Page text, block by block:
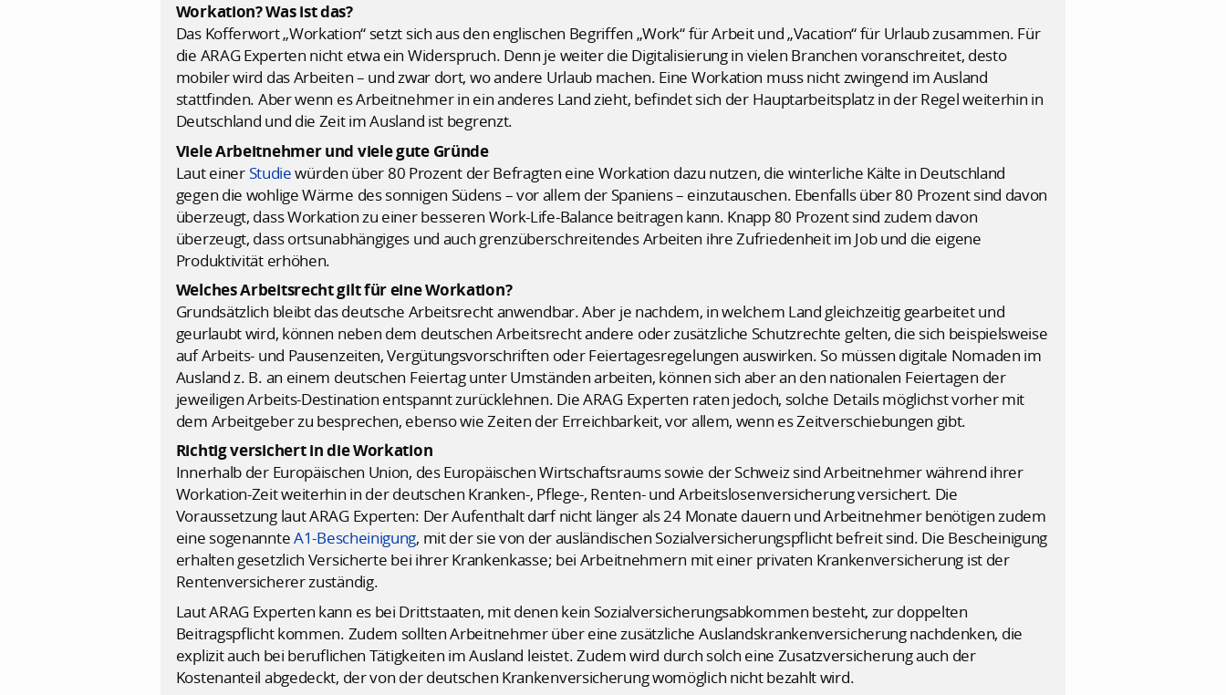
Workation? Was ist das?
Das Kofferwort „Workation“ setzt sich aus den englischen Begriffen „Work“ für Arbeit und „Vacation“ für Urlaub zusammen. Für
die ARAG Experten nicht etwa ein Widerspruch. Denn je weiter die Digitalisierung in vielen Branchen voranschreitet, desto
mobiler wird das Arbeiten – und zwar dort, wo andere Urlaub machen. Eine Workation muss nicht zwingend im Ausland
stattfinden. Aber wenn es Arbeitnehmer in ein anderes Land zieht, befindet sich der Hauptarbeitsplatz in der Regel weiterhin in
Deutschland und die Zeit im Ausland ist begrenzt.
Viele Arbeitnehmer und viele gute Gründe
Laut einer Studiewürden über 80 Prozent der Befragten eine Workation dazu nutzen, die winterliche Kälte in Deutschland
gegen die wohlige Wärme des sonnigen Südens – vor allem der Spaniens – einzutauschen. Ebenfalls über 80 Prozent sind davon
überzeugt, dass Workation zu einer besseren Work-Life-Balance beitragen kann. Knapp 80 Prozent sind zudem davon
überzeugt, dass ortsunabhängiges und auch grenzüberschreitendes Arbeiten ihre Zufriedenheit im Job und die eigene
Produktivität erhöhen.
Welches Arbeitsrecht gilt für eine Workation?
Grundsätzlich bleibt das deutsche Arbeitsrecht anwendbar. Aber je nachdem, in welchem Land gleichzeitig gearbeitet und
geurlaubt wird, können neben dem deutschen Arbeitsrecht andere oder zusätzliche Schutzrechte gelten, die sich beispielsweise
auf Arbeits- und Pausenzeiten, Vergütungsvorschriften oder Feiertagesregelungen auswirken. So müssen digitale Nomaden im
Ausland z. B. an einem deutschen Feiertag unter Umständen arbeiten, können sich aber an den nationalen Feiertagen der
jeweiligen Arbeits-Destination entspannt zurücklehnen. Die ARAG Experten raten jedoch, solche Details möglichst vorher mit
dem Arbeitgeber zu besprechen, ebenso wie Zeiten der Erreichbarkeit, vor allem, wenn es Zeitverschiebungen gibt.
Richtig versichert in die Workation
Innerhalb der Europäischen Union, des Europäischen Wirtschaftsraums sowie der Schweiz sind Arbeitnehmer während ihrer
Workation-Zeit weiterhin in der deutschen Kranken-, Pflege-, Renten- und Arbeitslosenversicherung versichert. Die
Voraussetzung laut ARAG Experten: Der Aufenthalt darf nicht länger als 24 Monate dauern und Arbeitnehmer benötigen zudem
eine sogenannteA1-Bescheinigung, mit der sie von der ausländischen Sozialversicherungspflicht befreit sind. Die Bescheinigung
erhalten gesetzlich Versicherte bei ihrer Krankenkasse; bei Arbeitnehmern mit einer privaten Krankenversicherung ist der
Rentenversicherer zuständig.
Laut ARAG Experten kann es bei Drittstaaten, mit denen kein Sozialversicherungsabkommen besteht, zur doppelten
Beitragspflicht kommen. Zudem sollten Arbeitnehmer über eine zusätzliche Auslandskrankenversicherung nachdenken, die
explizit auch bei beruflichen Tätigkeiten im Ausland leistet. Zudem wird durch solch eine Zusatzversicherung auch der
Kostenanteil abgedeckt, der von der deutschen Krankenversicherung womöglich nicht bezahlt wird.